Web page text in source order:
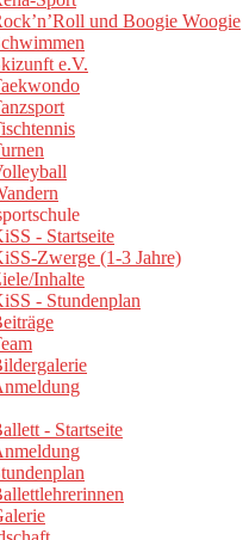
und Boogie Woogie
e.V.
- Startseite
Zwerge (1-3 Jahre)
Inhalte
- Stundenplan
- Startseite